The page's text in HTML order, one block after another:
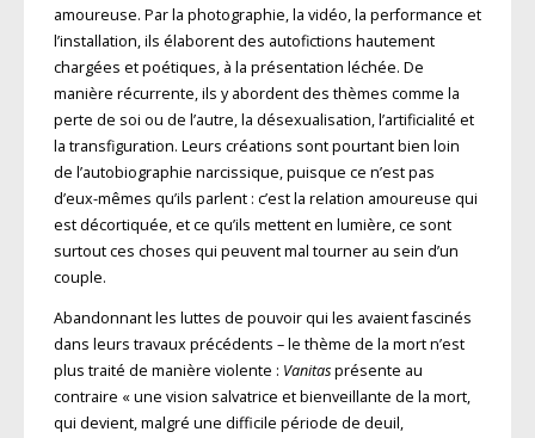
amoureuse. Par la photographie, la vidéo, la performance et
l’installation, ils élaborent des autofictions hautement
chargées et poétiques, à la présentation léchée. De
manière récurrente, ils y abordent des thèmes comme la
perte de soi ou de l’autre, la désexualisation, l’artificialité et
la transfiguration. Leurs créations sont pourtant bien loin
de l’autobiographie narcissique, puisque ce n’est pas
d’eux-mêmes qu’ils parlent : c’est la relation amoureuse qui
est décortiquée, et ce qu’ils mettent en lumière, ce sont
surtout ces choses qui peuvent mal tourner au sein d’un
couple.
Abandonnant les luttes de pouvoir qui les avaient fascinés
dans leurs travaux précédents – le thème de la mort n’est
plus traité de manière violente : Vanitasprésente au
contraire « une vision salvatrice et bienveillante de la mort,
qui devient, malgré une difficile période de deuil,